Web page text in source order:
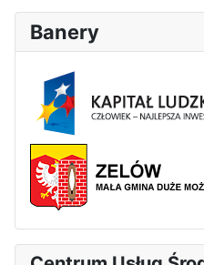
Banery